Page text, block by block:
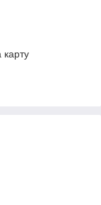
карту